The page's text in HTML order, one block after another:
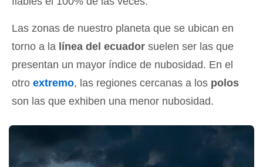
Las zonas de nuestro planeta que se ubican en
torno a la línea del ecuador suelen ser las que
presentan un mayor índice de nubosidad. En el
otro extremo, las regiones cercanas a los polos
son las que exhiben una menor nubosidad.